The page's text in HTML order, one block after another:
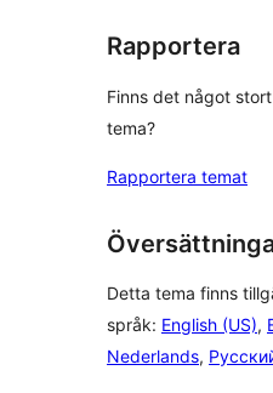
Rapportera
Finns det något
tema?
Rapportera temat
Detta tema finns
språk: English (US),
Nederlands,